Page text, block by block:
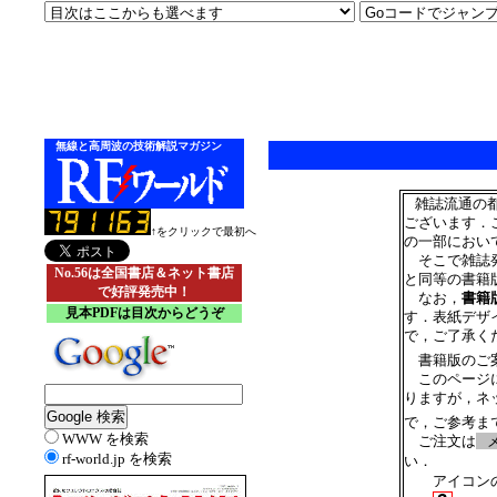
無線と高周波の技術解説マガジン
↑をクリックで最初へ
No.56は全国書店＆ネット書店
で好評発売中！
見本PDFは目次からどうぞ
WWW を検索
rf-world.jp を検索
雑誌流通の
ございます．
の一部におい
そこで雑誌
と同等の書籍
なお， 書籍
す．表紙デザ
で，ご了承く
書籍版のご
このページ
りますが，ネ
で，ご参考ま
ご注文は
い．
アイコン